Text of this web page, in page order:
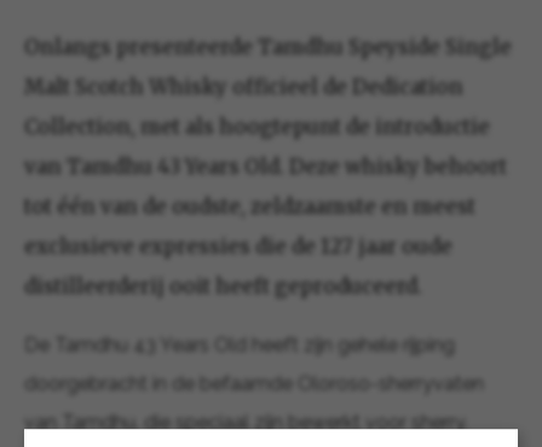
Onlangs presenteerde Tamdhu Speyside Single
Malt Scotch Whisky officieel de Dedication
Collection, met als hoogtepunt de introductie
van Tamdhu 43 Years Old. Deze whisky behoort
tot één van de oudste, zeldzaamste en meest
exclusieve expressies die de 127 jaar oude
distilleerderij ooit heeft geproduceerd.
De Tamdhu 43 Years Old heeft zijn gehele rijping
doorgebracht in de befaamde Oloroso-sherryvaten
van Tamdhu, die speciaal zijn bewerkt voor sherry.